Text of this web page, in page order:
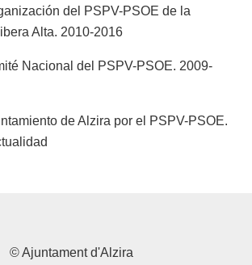
del PSPV-PSOE de la
Alta. 2010-2016
Nacional del PSPV-PSOE. 2009-
de Alzira por el PSPV-PSOE.
© Ajuntament d'Alzira